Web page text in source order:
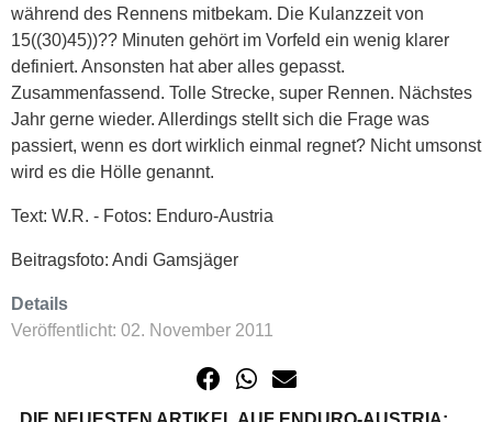
während des Rennens mitbekam. Die Kulanzzeit von
15((30)45))?? Minuten gehört im Vorfeld ein wenig klarer
definiert. Ansonsten hat aber alles gepasst.
Zusammenfassend. Tolle Strecke, super Rennen. Nächstes
Jahr gerne wieder. Allerdings stellt sich die Frage was
passiert, wenn es dort wirklich einmal regnet? Nicht umsonst
wird es die Hölle genannt.
Text: W.R. - Fotos: Enduro-Austria
Beitragsfoto: Andi Gamsjäger
Details
Veröffentlicht: 02. November 2011